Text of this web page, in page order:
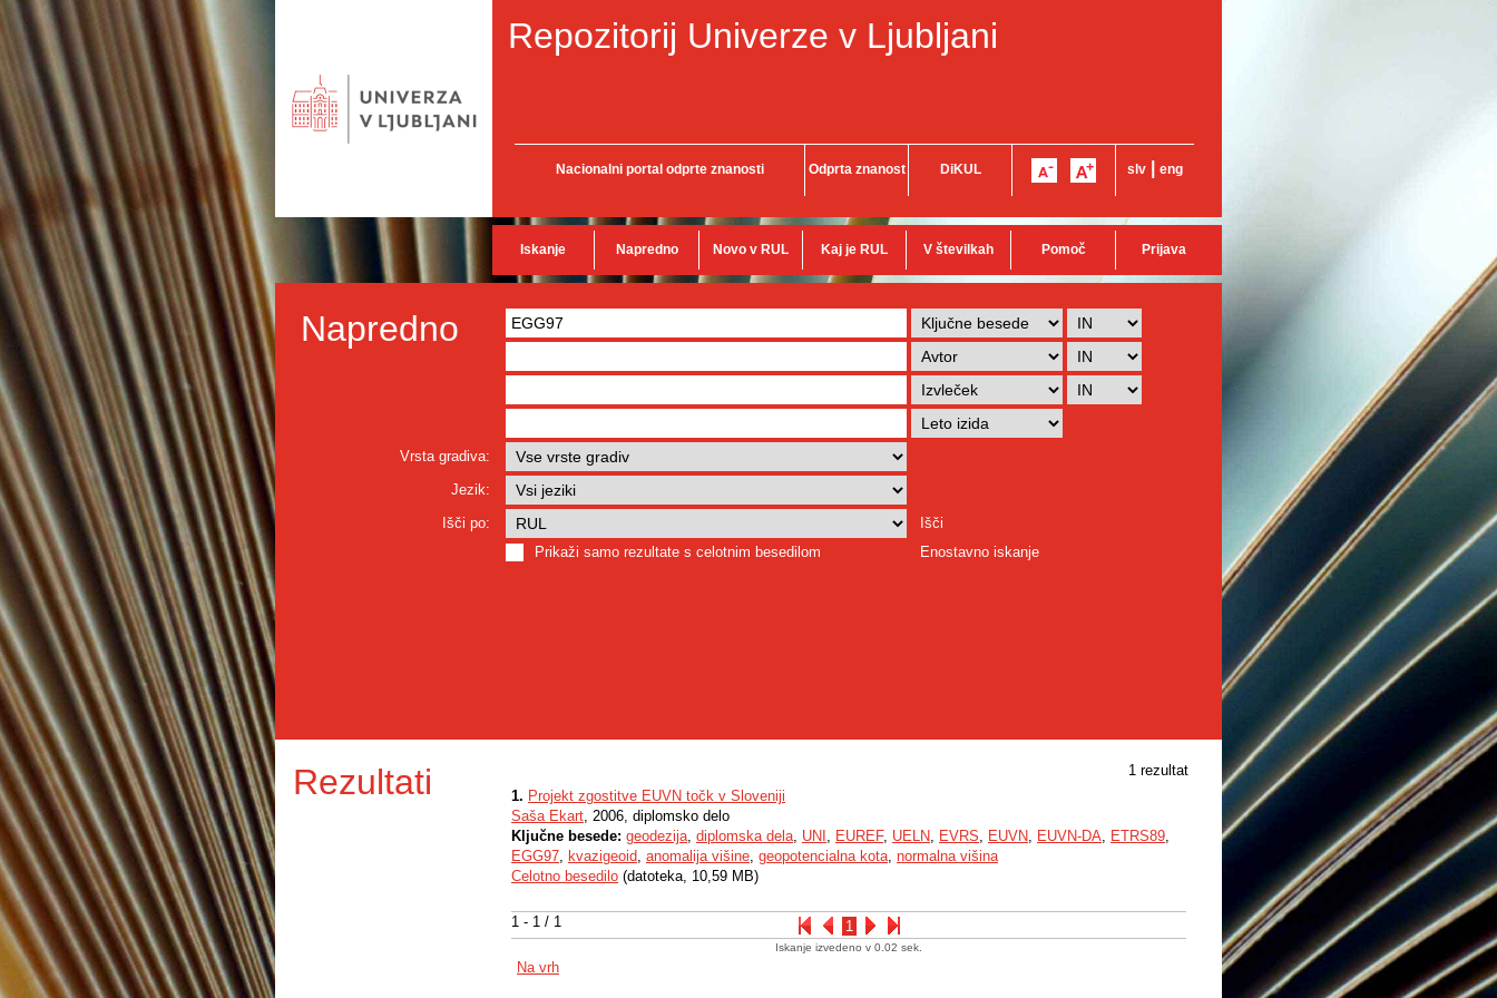
Repozitorij Univerze v Ljubljani
Nacionalni portal odprte znanosti Odprta znanost DiKUL slv eng
Iskanje Napredno Novo v RUL Kaj je RUL V številkah Pomoč Prijava
Napredno
Vrsta gradiva:
Jezik:
Išči po:
Išči
Prikaži samo rezultate s celotnim besedilom
Enostavno iskanje
Rezultati 1 rezultat
1 - 1 / 1 1
1. Projekt zgostitve EUVN točk v Sloveniji
Saša Ekart, 2006, diplomsko delo
Ključne besede: geodezija, diplomska dela, UNI , EUREF, UELN, EVRS, EUVN, EUVN-DA, ETRS89,
EGG97, kvazigeoid, anomalija višine, geopotencialna kota, normalna višina
Celotno besedilo (datoteka, 10,59 MB)
Iskanje izvedeno v 0.02 sek.
Na vrh